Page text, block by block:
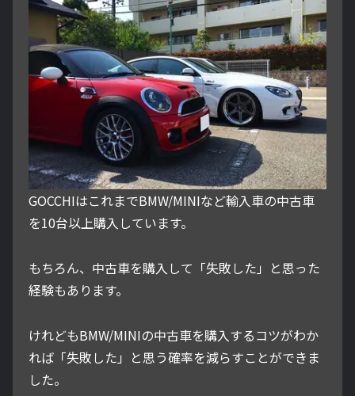
GOCCHIはこれまでBMW/MINIなど輸入車の中古車
を10台以上購入しています。
もちろん、中古車を購入して「失敗した」と思った
経験もあります。
けれどもBMW/MINIの中古車を購入するコツがわか
れば「失敗した」と思う確率を減らすことができま
した。